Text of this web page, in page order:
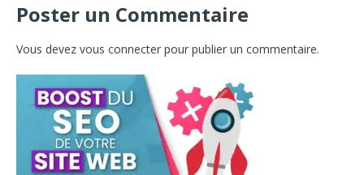
Poster un Commentaire
Vous devez vous connecter pour publier un commentaire.